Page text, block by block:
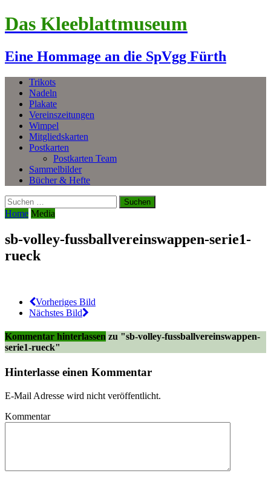
Das Kleeblattmuseum
Eine Hommage an die SpVgg Fürth
Trikots
Nadeln
Plakate
Vereinszeitungen
Wimpel
Mitgliedskarten
Postkarten
Postkarten Team
Sammelbilder
Bücher & Hefte
Suchen
nach:
Home Media
sb-volley-fussballvereinswappen-serie1-
rueck
Vorheriges Bild
Nächstes Bild
Kommentar hinterlassen zu "sb-volley-fussballvereinswappen-
serie1-rueck"
Hinterlasse einen Kommentar
E-Mail Adresse wird nicht veröffentlicht.
Kommentar